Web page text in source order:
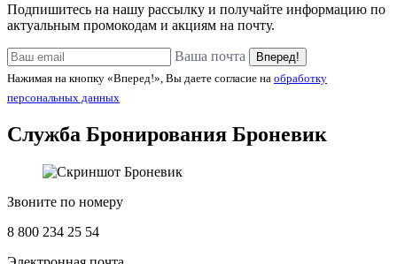
Подпишитесь на нашу рассылку и получайте информацию по
актуальным промокодам и акциям на почту.
Ваша почта
Вперед!
Нажимая на кнопку «Вперед!», Вы даете согласие на обработку
персональных данных
Служба Бронирования Броневик
Звоните по номеру
8 800 234 25 54